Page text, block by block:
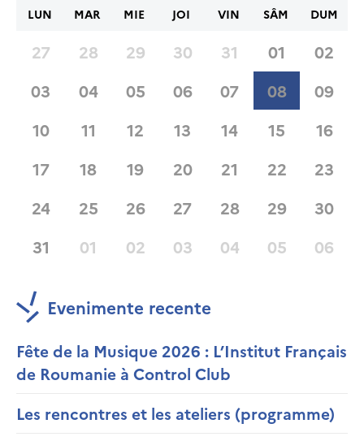
LUN MAR MIE JOI VIN SÂM DUM
27 28 29 30 31 01
02
03
04 05 06 07 08
09
10
11 12 13 14 15
16
17
18 19 20 21 22
23
24
25 26 27 28 29
30
31
01 02 03 04 05 06
Evenimente recente
Fête de la Musique 2026 : L’Institut Français
de Roumanie à Control Club
Les rencontres et les ateliers (programme)